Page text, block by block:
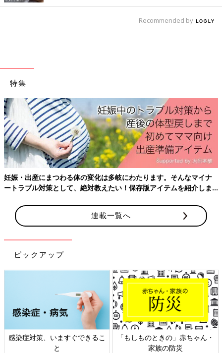
ポイント残高は紙でとっておかずとも、その場で確認してから捨
思い出のものは捨てにくいですし、捨てた後に後悔しやすいもの
写真については、印刷したものはかさばったり劣化したりするの
で、デジタルデータでとっておけば保管が楽です。
古いアルバムや印刷された写真をデジタル化してくれるサービス
もたくさんありますので、自身でスキャンするのが手間な人はリ
ーズナブルなサービスを利用するのもよいでしょう。
子どもの作品や思い出、思い入れのある衣類なども、同様に写真
で撮ってデジタル保存しておくのもひとつです。服は人形サイズ
のものにリフォームしたり、その布でマスコットをつくるなどし
たとえばランドセルの皮を再利用してミニチュアランドセルと財
布や筆箱などの革製品に変えるサービスを利用する人もいます。
ますが、思い出のものは何より心や記憶という収納スペースにし
ものでとっておかなければ忘れてしまうような思い出は、もしか
したら、さほど重要なものではないのかもしれません。
私たちにはイマジネーションというすばらしい能力が備わってい
ます。ものがなくても記憶をたどることで、あたかもそれらに触
れているような体験もできます。
Recommended by
特集
妊娠・出産にまつわる体の変化は多岐にわたります。そんなマイナ
ートラブル対策として、絶対教えたい！保存版アイテムを紹介しま
連載一覧へ
ピックアップ
感染症対策、いますぐできるこ
と
「もしものときの」赤ちゃん・
家族の防災